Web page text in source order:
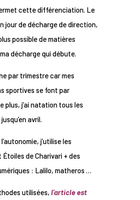
cette différenciation. Le
jour de décharge de direction,
possible de matières
décharge qui débute.
par trimestre car mes
sportives se font par
plus, j’ai natation tous les
avril.
j’utilise les
de Charivari + des
: Lalilo, matheros …
utilisées, l’article est